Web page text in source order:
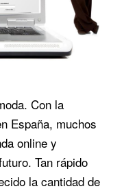
Con la
España, muchos
online y
Tan rápido
la cantidad de